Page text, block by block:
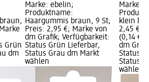
Grün
dm
Marke: ebelin;
Produktname:
Haargummis braun, 9 St;
Preis: 2,95 €; Marke von
dm Grafik; Verfügbarkeit:
Status Grün Lieferbar,
Status Grau dm Markt
wählen
Marke:
klein
2,45 €;
(0,14 €
dm
Status
Status
wählen